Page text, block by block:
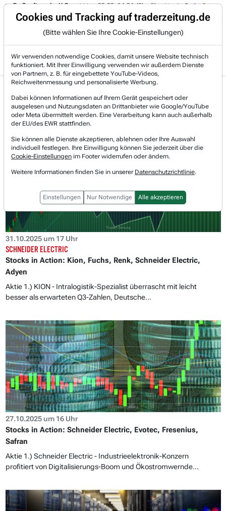
Trading-Room
der U.S. 05.08. 14:54 Was Elon Musk in dieser Nacht zu
Schneider Electric Aktie
News & Nachrichten
[WKN: 860180 | Symbol: SND]
Realtimekurs
+0,92 %
302,00 €
31.10.2025 um 17 Uhr
SCHNEIDER ELECTRIC
Stocks in Action: Kion, Fuchs, Renk, Schneider Electric,
Adyen
Aktie 1.) KION - Intralogistik-Spezialist überrascht mit leicht
besser als erwarteten Q3-Zahlen, Deutsche...
27.10.2025 um 16 Uhr
Stocks in Action: Schneider Electric, Evotec, Fresenius,
Safran
Aktie 1.) Schneider Electric - Industrieelektronik-Konzern
profitiert von Digitalisierungs-Boom und Ökostromwernde...
Cookies und Tracking auf traderzeitung.de
(Bitte wählen Sie Ihre Cookie-Einstellungen)
Wir verwenden notwendige Cookies, damit unsere Website technisch
funktioniert. Mit Ihrer Einwilligung verwenden wir außerdem Dienste
von Partnern, z. B. für eingebettete YouTube-Videos,
Reichweitenmessung und personalisierte Werbung.
Dabei können Informationen auf Ihrem Gerät gespeichert oder
ausgelesen und Nutzungsdaten an Drittanbieter wie Google/YouTube
oder Meta übermittelt werden. Eine Verarbeitung kann auch außerhalb
der EU/des EWR stattfinden.
Sie können alle Dienste akzeptieren, ablehnen oder Ihre Auswahl
individuell festlegen. Ihre Einwilligung können Sie jederzeit über die
Cookie-Einstellungen im Footer widerrufen oder ändern.
Weitere Informationen finden Sie in unserer Datenschutzrichtlinie.
Einstellungen Nur Notwendige Alle akzeptieren